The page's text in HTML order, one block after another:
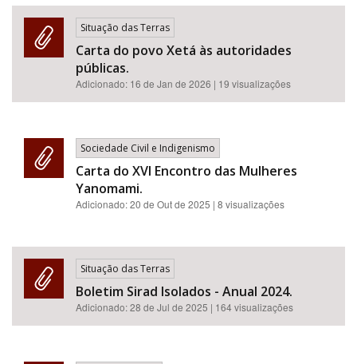
Situação das Terras
Carta do povo Xetá às autoridades
públicas.
Adicionado: 16 de Jan de 2026 | 19 visualizações
Sociedade Civil e Indigenismo
Carta do XVI Encontro das Mulheres
Yanomami.
Adicionado:20 de Out de 2025 | 8 visualizações
Situação das Terras
Boletim Sirad Isolados - Anual 2024.
Adicionado:28 de Jul de 2025 | 164 visualizações